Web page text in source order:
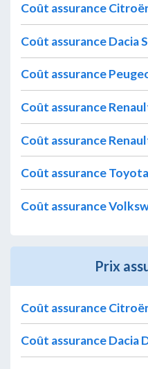
Coût assurance
Coût assurance Dacia
Coût assurance
Coût assurance
Coût assurance
Coût assurance
Coût assurance
Prix
Coût assurance
Coût assurance Dacia